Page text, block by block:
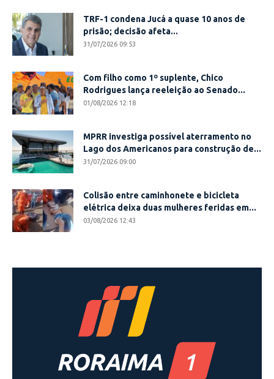
TRF-1 condena Jucá a quase 10 anos de
prisão; decisão afeta...
31/07/2026 09:53
Com filho como 1º suplente, Chico
Rodrigues lança reeleição ao Senado...
01/08/2026 12:18
MPRR investiga possível aterramento no
Lago dos Americanos para construção de...
31/07/2026 09:00
Colisão entre caminhonete e bicicleta
elétrica deixa duas mulheres feridas em...
03/08/2026 12:43